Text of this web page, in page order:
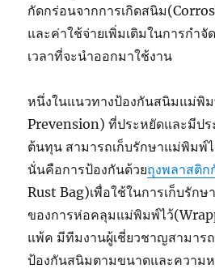
กัดกร่อนจากการเกิดสนิม
และค่าใช้จ่ายเพิ่มเติมในการกำจั
เวลาที่จะนำออกมาใช้งาน
หนึ่งในแนวทางป้องกันสนิมแม่พิ
Prevension) ที่ประหยัดและมีป
ต้นทุน สามารถเก็บรักษาแม่พิมพ์
นั่นคือการป้องกันด้วยถุงพลาสติก
Rust Bag)เพื่อใช้ในการเก็บรัก
ของการห่อคลุมแม่พิมพ์ไว้
แพ้ค มีทีมงานผู้เชี่ยวชาญสามาร
ป้องกันสนิมตามขนาดและความ